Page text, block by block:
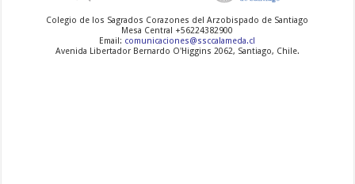
Colegio de los Sagrados Corazones del Arzobispado de Santiago
Mesa Central +56224382900
Email: comunicaciones@ssccalameda.cl
Avenida Libertador Bernardo O'Higgins 2062, Santiago, Chile.